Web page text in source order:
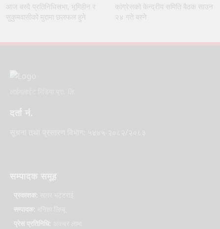
आज बस्दै प्रतिनिधिसभा, भूमिहीन र
सुकुमवासीको मुद्दामा छलफल हुने
कांग्रेसको केन्द्रीय समिति बैठक साउन
२४ गते बस्ने
दर्ता नं.
सम्पादक समूह
प्रकाशक:
सम्पादक:
प्रेस प्रतिनिधि: